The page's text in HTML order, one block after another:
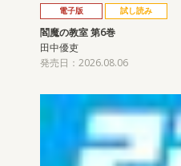
電子版 試し読み
閻魔の教室 第6巻
田中優吏
発売日：2026.08.06